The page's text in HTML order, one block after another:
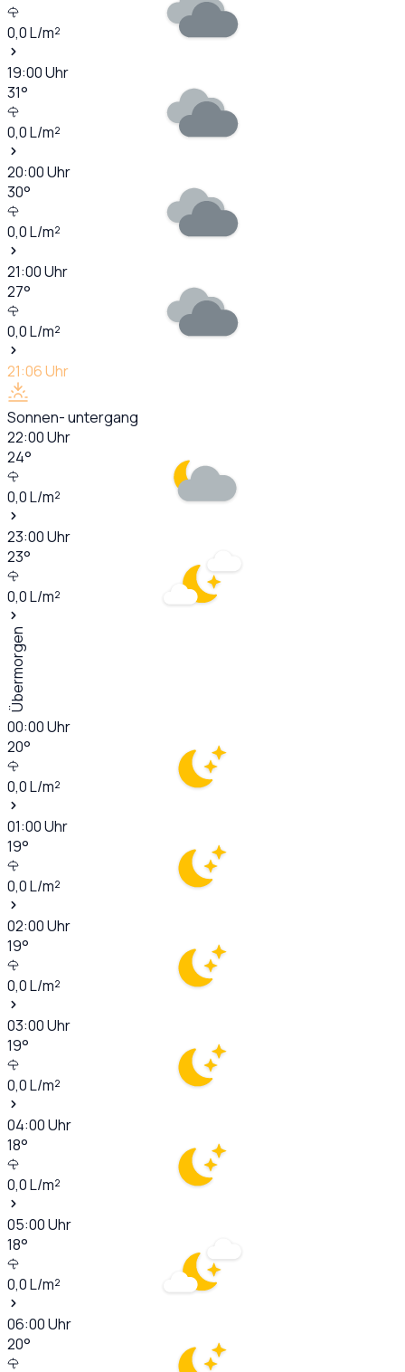
0,0L/m²
19:00Uhr
31°
0,0L/m²
20:00Uhr
30°
0,0L/m²
21:00Uhr
27°
0,0L/m²
21:06Uhr
Sonnen- untergang
22:00Uhr
24°
0,0L/m²
23:00Uhr
23°
0,0L/m²
Übermorgen
00:00Uhr
20°
0,0L/m²
01:00Uhr
19°
0,0L/m²
02:00Uhr
19°
0,0L/m²
03:00Uhr
19°
0,0L/m²
04:00Uhr
18°
0,0L/m²
05:00Uhr
18°
0,0L/m²
06:00Uhr
20°